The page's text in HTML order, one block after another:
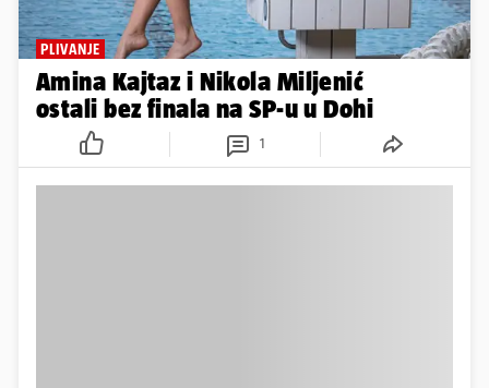
PLIVANJE
Amina Kajtaz i Nikola Miljenić
ostali bez finala na SP-u u Dohi
1